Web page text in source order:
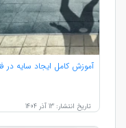
آموزش کامل ایجاد سایه
تاریخ انتشار: 13 آذر 1404